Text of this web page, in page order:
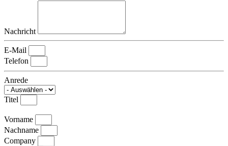
Nachricht
E-Mail
Telefon
Anrede
Titel
Vorname
Nachname
Company